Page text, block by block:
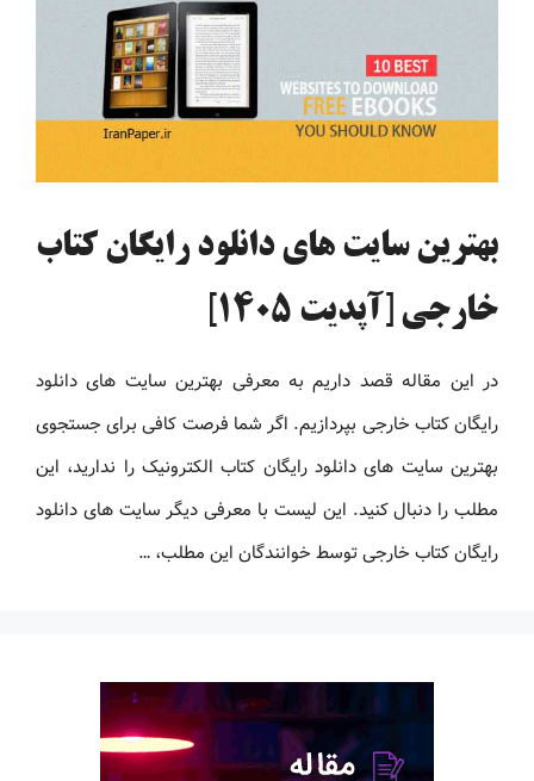
بهترین سایت های دانلود رایگان کتاب
خارجی [آپدیت 1405]
در این مقاله قصد داریم به معرفی بهترین سایت های دانلود
رایگان کتاب خارجی بپردازیم. اگر شما فرصت کافی برای جستجوی
بهترین سایت های دانلود رایگان کتاب الکترونیک را ندارید، این
مطلب را دنبال کنید. این لیست با معرفی دیگر سایت های دانلود
رایگان کتاب خارجی توسط خوانندگان این مطلب، …